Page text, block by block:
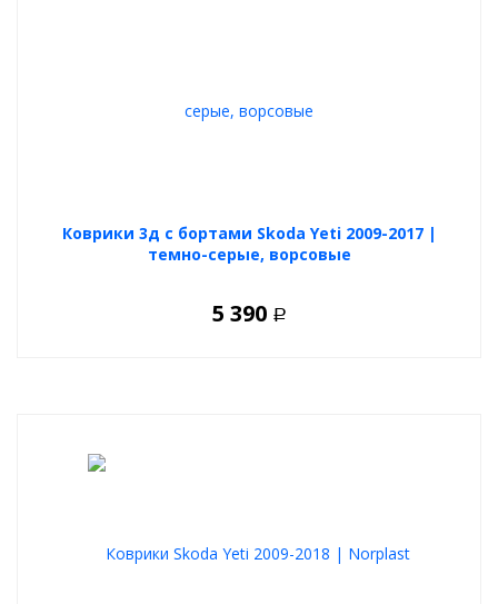
Коврики 3д с бортами Skoda Yeti 2009-2017 |
темно-серые, ворсовые
5 390 Р